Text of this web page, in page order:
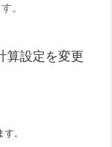
。
算設定を変更
。